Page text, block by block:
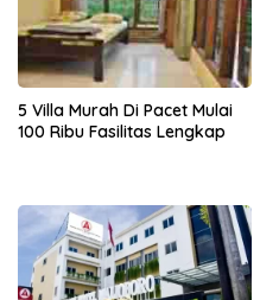
5 Villa Murah Di Pacet Mulai
100 Ribu Fasilitas Lengkap